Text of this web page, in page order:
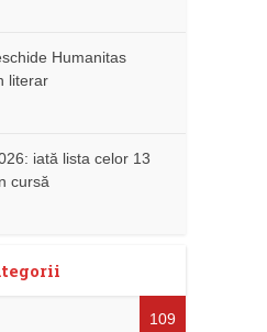
Humanitas
literar
iată lista celor 13
cursă
109